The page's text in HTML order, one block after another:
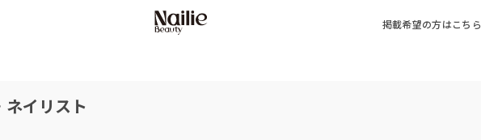
掲載希望の方はこちら
イリスト